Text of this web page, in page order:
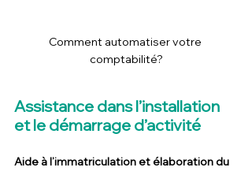
Comment automatiser votre
comptabilité?
Assistance dans l’installation
et le démarrage d’activité
Aide à l’immatriculation et élaboration du